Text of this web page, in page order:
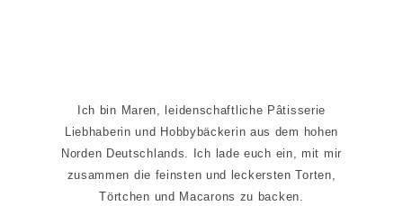
Ich bin Maren, leidenschaftliche Pâtisserie
Liebhaberin und Hobbybäckerin aus dem hohen
Norden Deutschlands. Ich lade euch ein, mit mir
zusammen die feinsten und leckersten Torten,
Törtchen und Macarons zu backen.